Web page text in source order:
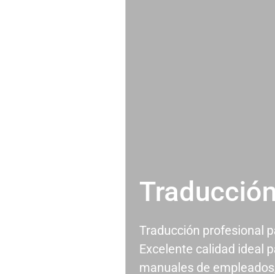
Traducción profesional
Excelente calidad ideal
manuales de